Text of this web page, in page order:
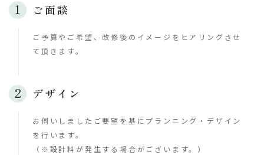
ご面談
ご予算やご希望、改修後のイメージをヒアリングさせ
て頂きます。
デザイン
お伺いしましたご要望を基にプランニング・デザイン
を行います。
（※設計料が発生する場合がございます。）